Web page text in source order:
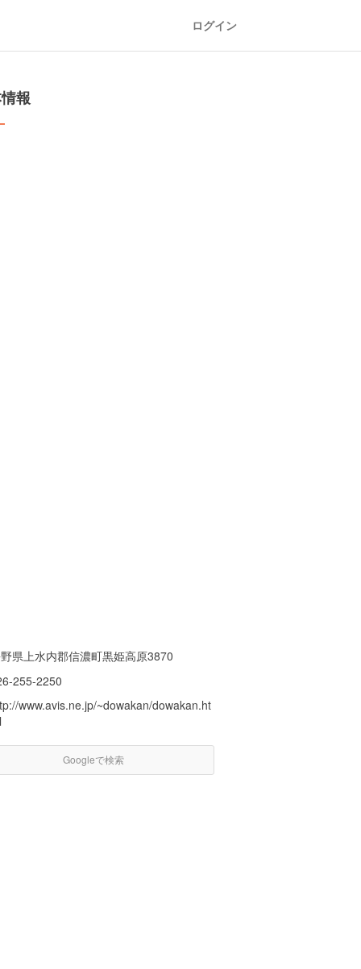
ログイン
報
県上水内郡信濃町黒姫高原3870
255-2250
www.avis.ne.jp/~dowakan/dowakan.ht
Googleで検索